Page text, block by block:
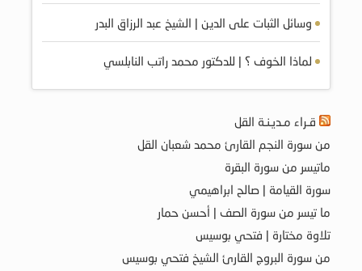
وسائل الثبات على الدين | الشيخ عبد الرزاق البدر
لماذا الخوف ؟ | للدكتور محمد راتب النابلسي
قـراء مـديـنـة القل
من سورة النجم القارئ محمد شعبان القل
ماتيسر من سورة البقرة
سورة القيامة | صالح ابراهيمي
ما تيسر من سورة الصف | أحسن حمار
تلاوة مختارة | فتحي بوسيس
من سورة البروج القارئ الشيخ فتحي بوسيس